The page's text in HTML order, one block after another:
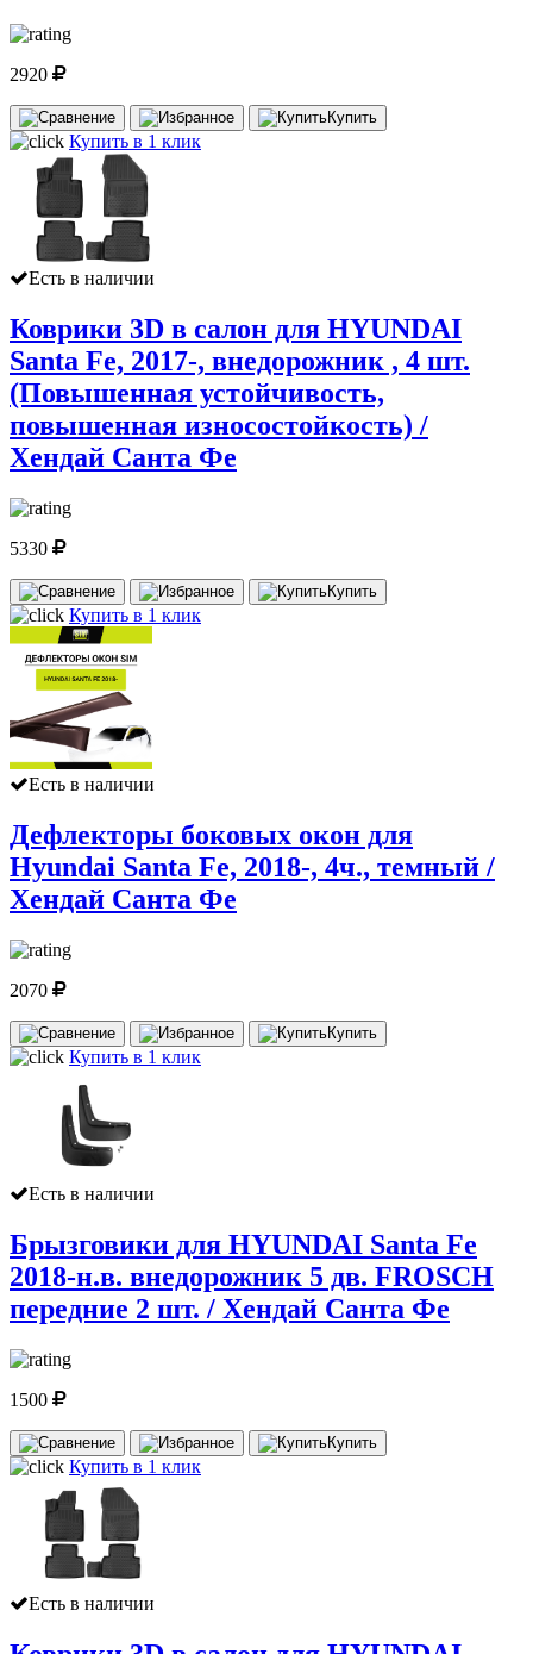
2920
Купить
Купить в 1 клик
Есть в наличии
Коврики 3D в салон для HYUNDAI
Santa Fe, 2017-, внедорожник , 4 шт.
(Повышенная устойчивость,
повышенная износостойкость) /
Хендай Санта Фе
5330
Купить
Купить в 1 клик
Есть в наличии
Дефлекторы боковых окон для
Hyundai Santa Fe, 2018-, 4ч., темный /
Хендай Санта Фе
2070
Купить
Купить в 1 клик
Есть в наличии
Брызговики для HYUNDAI Santa Fe
2018-н.в. внедорожник 5 дв. FROSCH
передние 2 шт. / Хендай Санта Фе
1500
Купить
Купить в 1 клик
Есть в наличии